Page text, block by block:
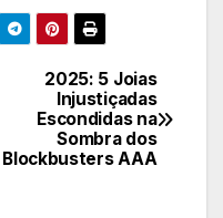
2025: 5 Joias
Injustiçadas
Escondidas na
Sombra dos
Blockbusters AAA